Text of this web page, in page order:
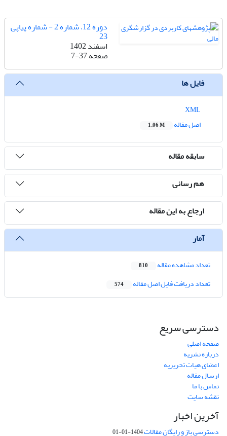
دوره 12، شماره 2 - شماره پیاپی
23
اسفند 1402
صفحه7-37
فایل ها
اصل مقاله
1.06 M
سابقه مقاله
هم رسانی
ارجاع به این مقاله
آمار
تعداد مشاهده مقاله 810
تعداد دریافت فایل اصل مقاله 574
دسترسی سریع
صفحه اصلی
درباره نشریه
اعضای هیات تحریریه
ارسال مقاله
تماس با ما
نقشه سایت
آخرین اخبار
دسترسی باز و رایگان مقالات1404-01-01